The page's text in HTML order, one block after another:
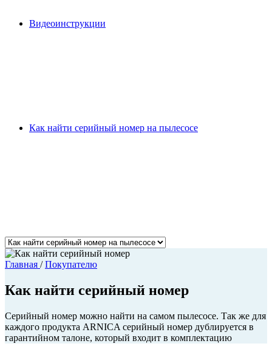
Видеоинструкции
Как найти серийный номер на пылесосе
Главная / Покупателю
Как найти серийный номер
Серийный номер можно найти на самом пылесосе. Так же для
каждого продукта ARNICA серийный номер дублируется в
гарантийном талоне, который входит в комплектацию